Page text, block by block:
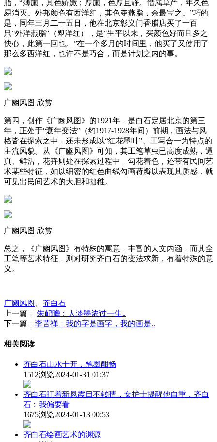
脂，“薄施，其色娇嫰；厚施，色厚且静。惜属草产，年久色
易消灭。外邦颜色有西洋红，其色夺燕脂，余最宝之。”巧的
是，同年三月二十五日，他在北京彰义门香腊店买了一百
只“外洋燕脂”（即洋红），是“生平以来，买颜色好而且多之
快心，此第一回也。”在一个多月的时间里，他买了又使用了
那么多西洋红，也许不是巧合，而是计划之内的事。
广豳风图 欣赏
第四，创作《广豳风图》的1921年，是白石定居北京的第三
年，正处于“衰年变法”（约1917-1928年间）前期，画法与风
格皆在探索之中，还未形成以“红花墨叶”、工写合一为特点的
主流风貌。从《广豳风图》可知，其工笔草虫已高度成熟，逼
真、鲜活，花卉则处在探索过程中，勾花着色，还带有民间艺
术某些特征，如以细密的红色曲线勾画荷瓣以表现其质感，就
可见出民间艺术的大胆和拙稚。
广豳风图 欣赏
总之，《广豳风图》有特殊的寓意，丰富的人文内涵，而其全
工笔等艺术特征，则对研究齐白石的变法求新，有着特殊的意
义。
广豳风图
齐白石
上一篇：
朱屺瞻：人淡墨浓过一生..
下一篇： 李苦禅：我的字是画字，我的画是..
相关阅读
齐白石山水十开，笔墨酣畅
1512浏览2024-01-31 01:37
齐白石盯着新凤霞目不转睛，女护士提醒他自重，齐白
石：我偏要看
1675浏览2024-01-13 00:53
齐白石绘画艺术的渊源